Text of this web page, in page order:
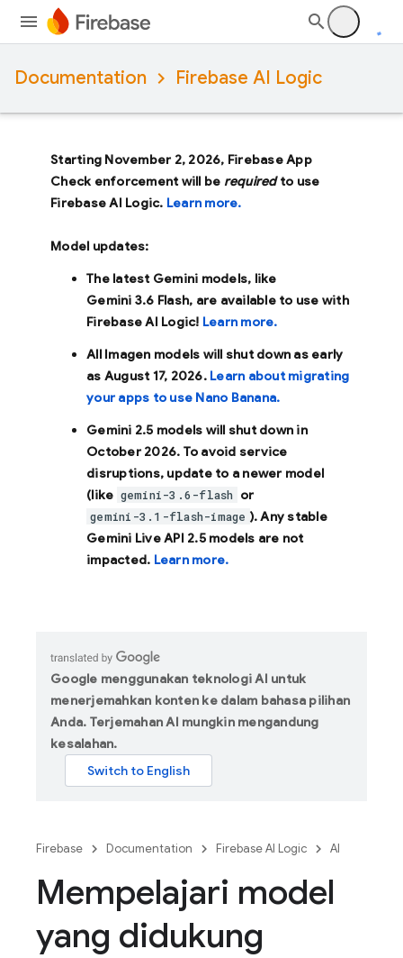
Documentation Firebase AI Logic
Starting November 2, 2026, Firebase App
Check enforcement will be requiredto use
Firebase AI Logic. Learn more.
Model updates:
The latest Gemini models, like
Gemini 3.6 Flash, are available to use with
Firebase AI Logic! Learn more.
All Imagen models will shut down as early
as August 17, 2026. Learn about migrating
your apps to use Nano Banana.
Gemini 2.5 models will shut down in
October 2026. To avoid service
disruptions, update to a newer model
(like gemini-3.6-flash or
gemini-3.1-flash-image ). Any stable
Gemini Live API 2.5 models are not
impacted. Learn more.
Google menggunakan teknologi AI untuk
menerjemahkan konten ke dalam bahasa pilihan
Anda. Terjemahan AI mungkin mengandung
kesalahan.
Firebase Documentation Firebase AI Logic AI
Mempelajari model
yang didukung